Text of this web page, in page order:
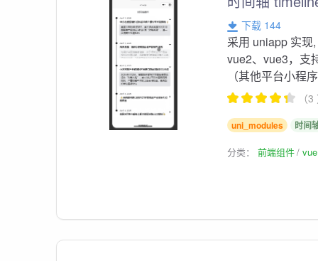
下载 144
采用 uniapp 实
vue2、vue3，支
（其他平台小程
（
uni_modules 时间
分类：前端组件